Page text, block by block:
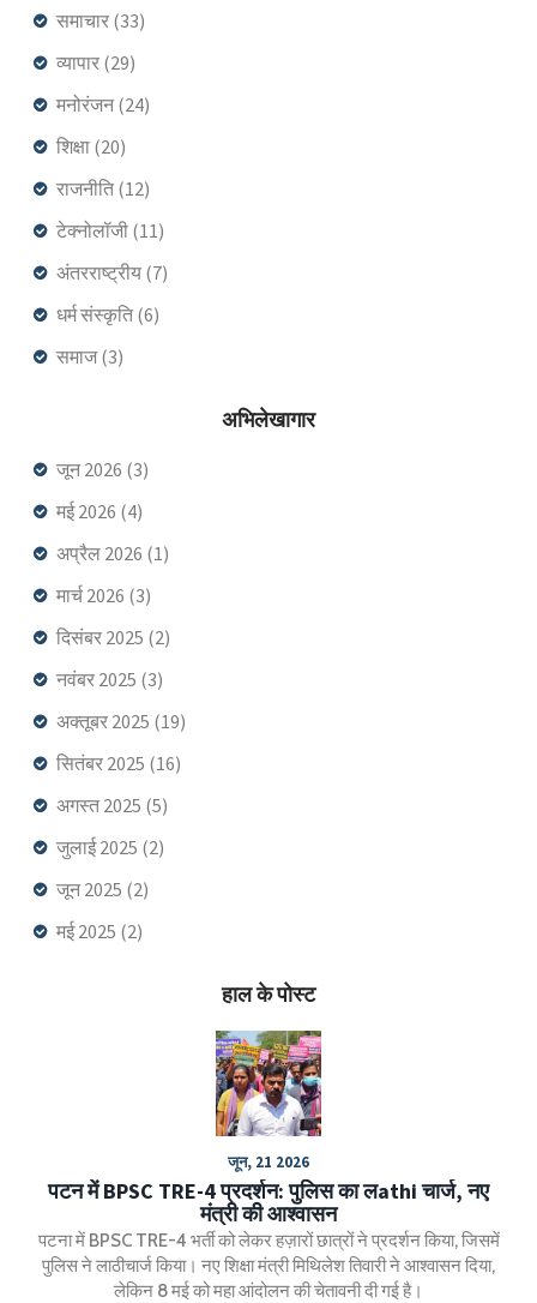
समाचार (33)
व्यापार (29)
मनोरंजन(24)
शिक्षा (20)
राजनीति (12)
टेक्नोलॉजी (11)
अंतरराष्ट्रीय (7)
धर्म संस्कृति (6)
समाज(3)
अभिलेखागार
जून 2026 (3)
मई 2026 (4)
अप्रैल 2026 (1)
मार्च 2026 (3)
दिसंबर 2025 (2)
नवंबर 2025 (3)
अक्तूबर 2025 (19)
सितंबर 2025 (16)
अगस्त 2025 (5)
जुलाई 2025 (2)
जून 2025 (2)
मई 2025 (2)
हाल के पोस्ट
जून, 21 2026
पटन में BPSC TRE-4 प्रदर्शन: पुलिस का लathi चार्ज, नए
मंत्री की आश्वासन
पटना में BPSC TRE-4 भर्ती को लेकर हज़ारों छात्रों ने प्रदर्शन किया, जिसमें
पुलिस ने लाठीचार्ज किया। नए शिक्षा मंत्री मिथिलेश तिवारी ने आश्वासन दिया,
लेकिन 8 मई को महा आंदोलन की चेतावनी दी गई है।